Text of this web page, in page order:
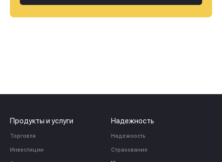
Продукты и услуги
Торговля
Инвестиции
Надежность
Надежность
Страхование